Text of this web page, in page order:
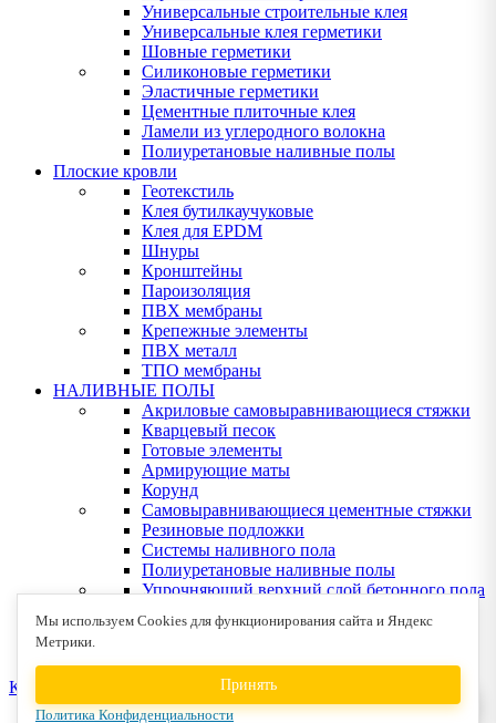
Универсальные строительные клея
Универсальные клея герметики
Шовные герметики
Силиконовые герметики
Эластичные герметики
Цементные плиточные клея
Ламели из углеродного волокна
Полиуретановые наливные полы
Плоские кровли
Геотекстиль
Клея бутилкаучуковые
Клея для EPDM
Шнуры
Кронштейны
Пароизоляция
ПВХ мембраны
Крепежные элементы
ПВХ металл
ТПО мембраны
НАЛИВНЫЕ ПОЛЫ
Акриловые самовыравнивающиеся стяжки
Кварцевый песок
Готовые элементы
Армирующие маты
Корунд
Самовыравнивающиеся цементные стяжки
Резиновые подложки
Системы наливного пола
Полиуретановые наливные полы
Упрочняющий верхний слой бетонного пола
Клея для деревянных полов
КОНТАКТЫ
Мы используем Cookies для функционирования сайта и Яндекс
Метрики.
Принять
Политика Конфиденциальности